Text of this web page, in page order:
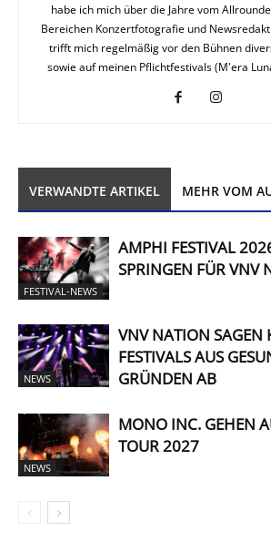
habe ich mich über die Jahre vom
Bereichen Konzertfotografie und
trifft mich regelmäßig vor den Bühnen
sowie auf meinen Pflichtfestivals (M'era
VERWANDTE ARTIKEL MEHR VOM
FESTIVAL-NEWS
AMPHI FESTIVAL
SPRINGEN FÜR VNV
NEWS
VNV NATION SAGEN
FESTIVALS AUS
GRÜNDEN AB
NEWS
MONO INC. GEHEN
TOUR 2027